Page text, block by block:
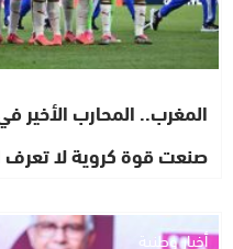
المغرب.. المحارب الأخير
صنعت قوة كروية لا
أخبار وطنية